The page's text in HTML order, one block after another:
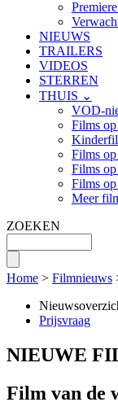
NIEUWS
TRAILERS
VIDEOS
STERREN
THUIS ⌄
VOD-
Films
Films
Films
Films
Meer
ZOEKEN
Home > Filmnieuws
Prijsvraag
NIEUWE
Film van de